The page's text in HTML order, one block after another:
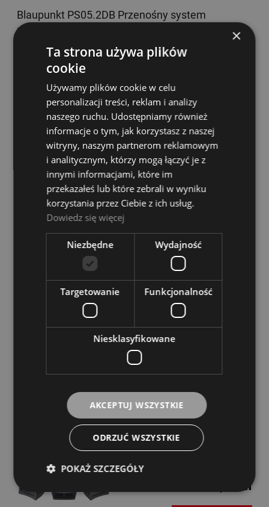
Blaupunkt PS05.2DB Przenośny system
nagłośnieniowy
Dostępność:
DO KOSZYKA
Mobilny system wzmacniający - Monacor TXA
Dostępność:
1 497,00 zł
DO KOSZYKA
Mobilny wzmacniacz głosu - Monacor WAP5
Mobilny zestaw nagłośnieniowy - Fender
Passport Conference S2
2 249,00 zł
×
Ta strona używa plików
cookie
Używamy plików cookie w celu
personalizacji treści, reklam i analizy
naszego ruchu. Udostępniamy również
informacje o tym, jak korzystasz z naszej
witryny, naszym partnerom reklamowym
i analitycznym, którzy mogą łączyć je z
innymi informacjami, które im
przekazałeś lub które zebrali w wyniku
korzystania przez Ciebie z ich usług.
Dowiedz się więcej
Niezbędne Wydajność
Targetowanie Funkcjonalność
Niesklasyfikowane
AKCEPTUJ WSZYSTKIE
ODRZUĆ WSZYSTKIE
POKAŻ SZCZEGÓŁY